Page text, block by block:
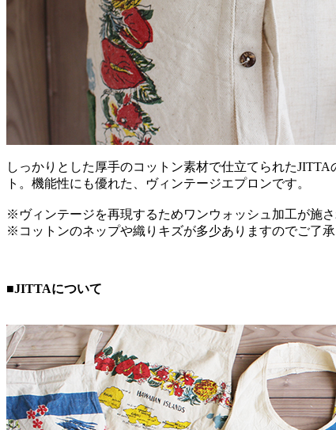
しっかりとした厚手のコットン素材で仕立てられた
ト。機能性にも優れた、ヴィンテージエプロンです。
※ヴィンテージを再現するためワンウォッシュ加工が施さ
※コットンのネップや織りキズが多少ありますのでご了承
■JITTAについて